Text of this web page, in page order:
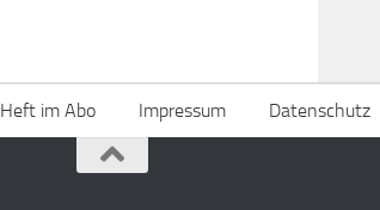
Heft im Abo Impressum Datenschutz